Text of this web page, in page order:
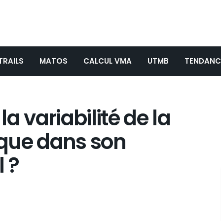
MATOS CALCUL VMA UTMB
variabilité de la
dans son
?